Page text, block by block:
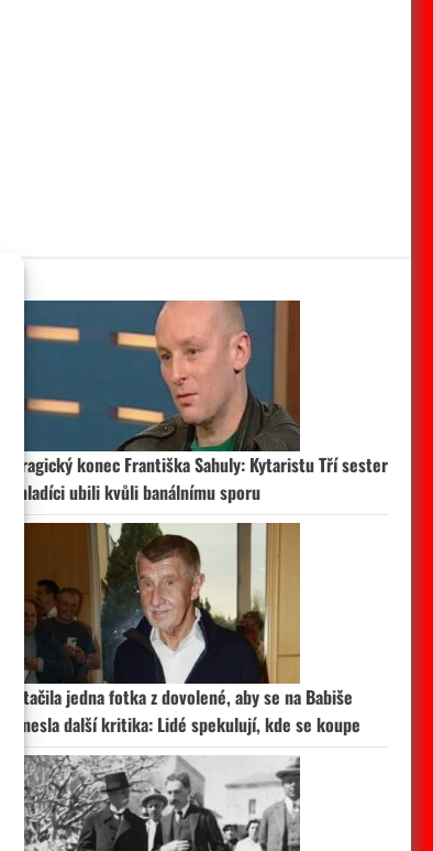
Tragický konec Františka Sahuly: Kytaristu Tří sester
mladíci ubili kvůli banálnímu sporu
Stačila jedna fotka z dovolené, aby se na Babiše
snesla další kritika: Lidé spekulují, kde se koupe